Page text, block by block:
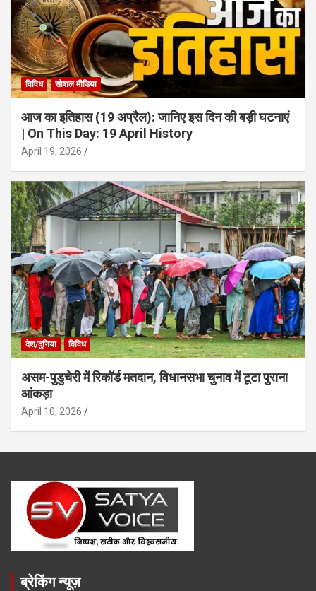
विविध सोशल मीडिया
आज का इतिहास (19 अप्रैल): जानिए इस दिन की बड़ी घटनाएं
| On This Day: 19 April History
April 19, 2026
देश/दुनिया विविध
असम-पुडुचेरी में रिकॉर्ड मतदान, विधानसभा चुनाव में टूटा पुराना
आंकड़ा
April 10, 2026
ब्रेकिंग न्यूज़